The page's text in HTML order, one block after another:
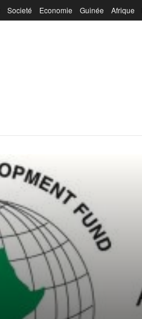
Societé Economie Guinée Afrique